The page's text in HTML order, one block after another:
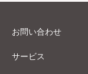
お問い合わせ
サービス